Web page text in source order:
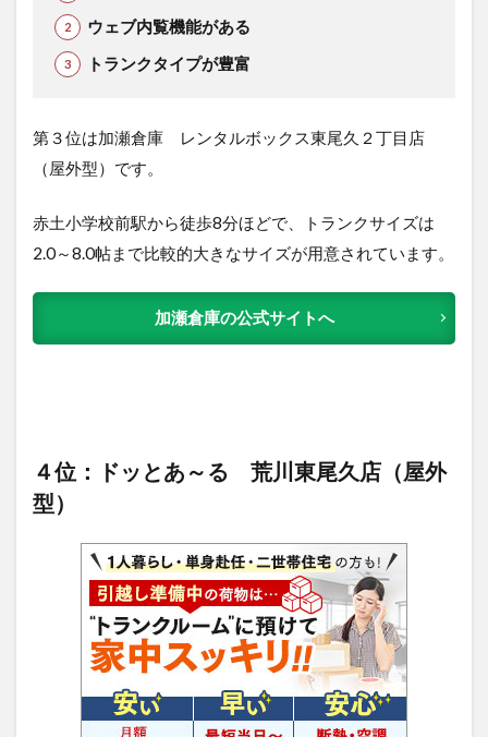
ウェブ内覧機能がある
トランクタイプが豊富
第３位は加瀬倉庫 レンタルボックス東尾久２丁目店
（屋外型）です。
赤土小学校前駅から徒歩8分ほどで、トランクサイズは
2.0～8.0帖まで比較的大きなサイズが用意されています。
加瀬倉庫の公式サイトへ
４位：ドッとあ～る 荒川東尾久店（屋外
型）